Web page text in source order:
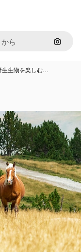
画像で
生生物を楽しむ…